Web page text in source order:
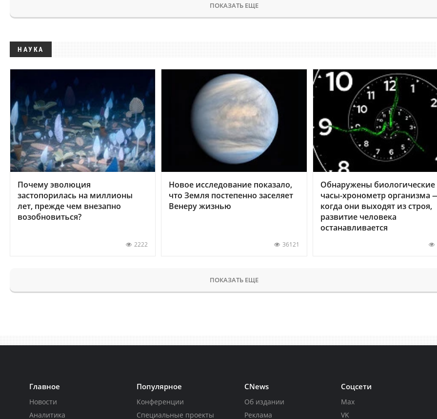
ПОКАЗАТЬ ЕЩЕ
НАУКА
Почему эволюция
застопорилась на миллионы
лет, прежде чем внезапно
возобновиться?
2222
Новое исследование показало,
что Земля постепенно заселяет
Венеру жизнью
36121
Обнаружены биологические
часы-хронометр организма
когда они выходят из строя,
развитие человека
останавливается
ПОКАЗАТЬ ЕЩЕ
Главное
Новости
Аналитика
Популярное
Конференции
Специальные проекты
CNews
Об издании
Реклама
Соцсети
Max
VK